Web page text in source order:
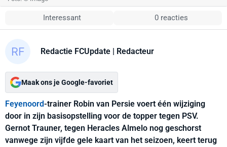
Interessant 0 reacties
Redactie FCUpdate | Redacteur
Maak ons je Google-favoriet
Feyenoord-trainer Robin van Persie voert één wijziging
door in zijn basisopstelling voor de topper tegen PSV.
Gernot Trauner, tegen Heracles Almelo nog geschorst
vanwege zijn vijfde gele kaart van het seizoen, keert terug